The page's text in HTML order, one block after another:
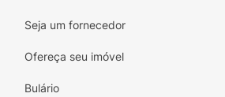
Seja um fornecedor
Ofereça seu imóvel
Bulário